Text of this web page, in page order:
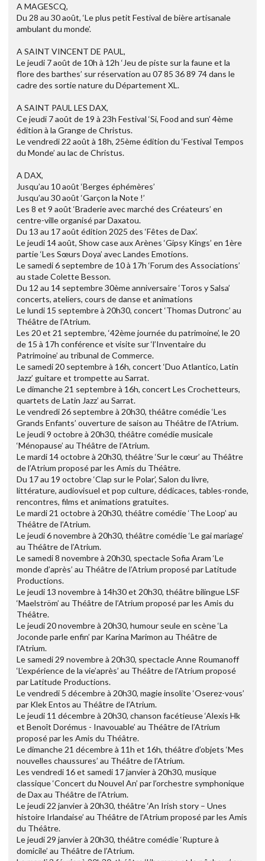
A MAGESCQ,
Du 28 au 30 août, ‘Le plus petit Festival de bière artisanale
ambulant du monde’.
A SAINT VINCENT DE PAUL,
Le jeudi 7 août de 10h à 12h ‘Jeu de piste sur la faune et la
flore des barthes’ sur réservation au 07 85 36 89 74 dans le
cadre des sortie nature du Département XL.
A SAINT PAUL LES DAX,
Ce jeudi 7 août de 19 à 23h Festival ‘Si, Food and sun’ 4ème
édition à la Grange de Christus.
Le vendredi 22 août à 18h, 25ème édition du ‘Festival Tempos
du Monde’ au lac de Christus.
A DAX,
Jusqu’au 10 août ‘Berges éphémères’
Jusqu’au 30 août ‘Garçon la Note !’
Les 8 et 9 août ‘Braderie avec marché des Créateurs’ en
centre-ville organisé par Daxatou.
Du 13 au 17 août édition 2025 des ‘Fêtes de Dax’.
Le jeudi 14 août, Show case aux Arènes ‘Gipsy Kings’ en 1ère
partie ‘Les Sœurs Doya’ avec Landes Emotions.
Le samedi 6 septembre de 10 à 17h ‘Forum des Associations’
au stade Colette Besson.
Du 12 au 14 septembre 30ème anniversaire ‘Toros y Salsa’
concerts, ateliers, cours de danse et animations
Le lundi 15 septembre à 20h30, concert ‘Thomas Dutronc’ au
Théâtre de l’Atrium.
Les 20 et 21 septembre, ‘42ème journée du patrimoine’, le 20
de 15 à 17h conférence et visite sur ‘l’Inventaire du
Patrimoine’ au tribunal de Commerce.
Le samedi 20 septembre à 16h, concert ‘Duo Atlantico, Latin
Jazz’ guitare et trompette au Sarrat.
Le dimanche 21 septembre à 16h, concert Les Crochetteurs,
quartets de Latin Jazz’ au Sarrat.
Le vendredi 26 septembre à 20h30, théâtre comédie ‘Les
Grands Enfants’ ouverture de saison au Théâtre de l’Atrium.
Le jeudi 9 octobre à 20h30, théâtre comédie musicale
‘Ménopause’ au Théâtre de l’Atrium.
Le mardi 14 octobre à 20h30, théâtre ‘Sur le cœur’ au Théâtre
de l’Atrium proposé par les Amis du Théâtre.
Du 17 au 19 octobre ‘Clap sur le Polar’, Salon du livre,
littérature, audiovisuel et pop culture, dédicaces, tables-ronde,
rencontres, films et animations gratuites.
Le mardi 21 octobre à 20h30, théâtre comédie ‘The Loop’ au
Théâtre de l’Atrium.
Le jeudi 6 novembre à 20h30, théâtre comédie ‘Le gai mariage’
au Théâtre de l’Atrium.
Le samedi 8 novembre à 20h30, spectacle Sofia Aram ‘Le
monde d’après’ au Théâtre de l’Atrium proposé par Latitude
Productions.
Le jeudi 13 novembre à 14h30 et 20h30, théâtre bilingue LSF
‘Maelström’ au Théâtre de l’Atrium proposé par les Amis du
Théâtre.
Le jeudi 20 novembre à 20h30, humour seule en scène ‘La
Joconde parle enfin’ par Karina Marimon au Théâtre de
l’Atrium.
Le samedi 29 novembre à 20h30, spectacle Anne Roumanoff
‘L’expérience de la vie’après’ au Théâtre de l’Atrium proposé
par Latitude Productions.
Le vendredi 5 décembre à 20h30, magie insolite ‘Oserez-vous’
par Klek Entos au Théâtre de l’Atrium.
Le jeudi 11 décembre à 20h30, chanson facétieuse ‘Alexis Hk
et Benoît Dorémus - Inavouable’ au Théâtre de l’Atrium
proposé par les Amis du Théâtre.
Le dimanche 21 décembre à 11h et 16h, théâtre d’objets ‘Mes
nouvelles chaussures’ au Théâtre de l’Atrium.
Les vendredi 16 et samedi 17 janvier à 20h30, musique
classique ‘Concert du Nouvel An’ par l’orchestre symphonique
de Dax au Théâtre de l’Atrium.
Le jeudi 22 janvier à 20h30, théâtre ‘An Irish story – Unes
histoire Irlandaise’ au Théâtre de l’Atrium proposé par les Amis
du Théâtre.
Le jeudi 29 janvier à 20h30, théâtre comédie ‘Rupture à
domicile’ au Théâtre de l’Atrium.